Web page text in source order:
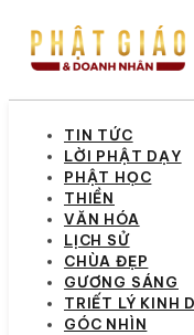
TIN TỨC
LỜI PHẬT DẠY
PHẬT HỌC
THIỀN
VĂN HÓA
LỊCH SỬ
CHÙA ĐẸP
GƯƠNG SÁNG
TRIẾT LÝ KINH
GÓC NHÌN